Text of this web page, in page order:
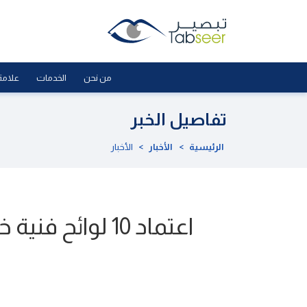
من نحن الخدمات
تفاصيل الخبر
الرئيسية > الأخبار > الأخبار
اعتماد 10 لوائح فنية خليجية جديدة وسحب 6 لوائح لعدد من السلع والمنتجات